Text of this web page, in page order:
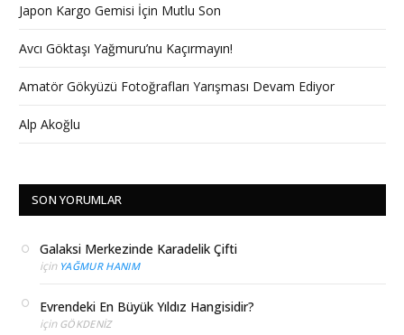
Japon Kargo Gemisi İçin Mutlu Son
Avcı Göktaşı Yağmuru’nu Kaçırmayın!
Amatör Gökyüzü Fotoğrafları Yarışması Devam Ediyor
Alp Akoğlu
SON YORUMLAR
Galaksi Merkezinde Karadelik Çifti
için YAĞMUR HANIM
Evrendeki En Büyük Yıldız Hangisidir?
için GÖKDENIZ